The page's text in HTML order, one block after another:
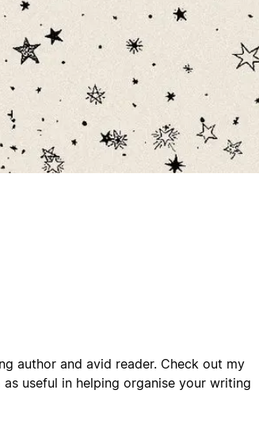
author and avid reader. Check out my
useful in helping organise your writing